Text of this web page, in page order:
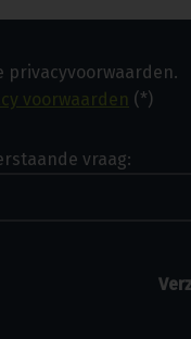
privacyvoorwaarden.
voorwaarden (*)
vraag: